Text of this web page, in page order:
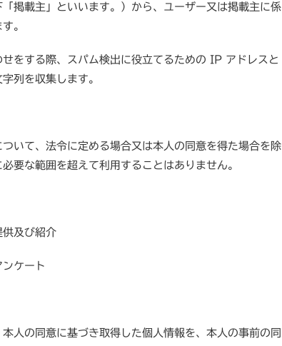
掲載主」といいます。）から、ユーザー又は掲載主に係
。
をする際、スパム検出に役立てるための IP アドレスと
列を収集します。
いて、法令に定める場合又は本人の同意を得た場合を除
要な範囲を超えて利用することはありません。
及び紹介
ケート
人の同意に基づき取得した個人情報を、本人の事前の同